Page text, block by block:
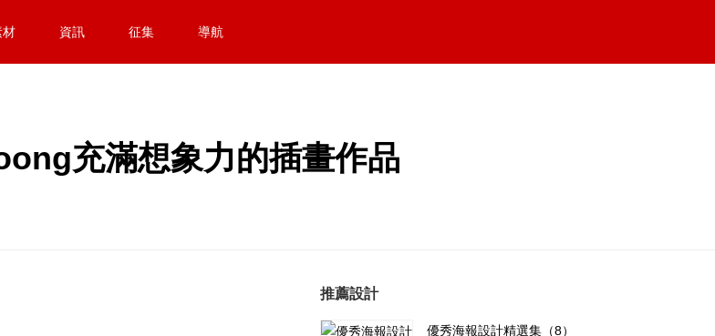
材 資訊 征集 導航
充滿想象力的插畫作品
推薦設計
優秀海報設計精選集（8）